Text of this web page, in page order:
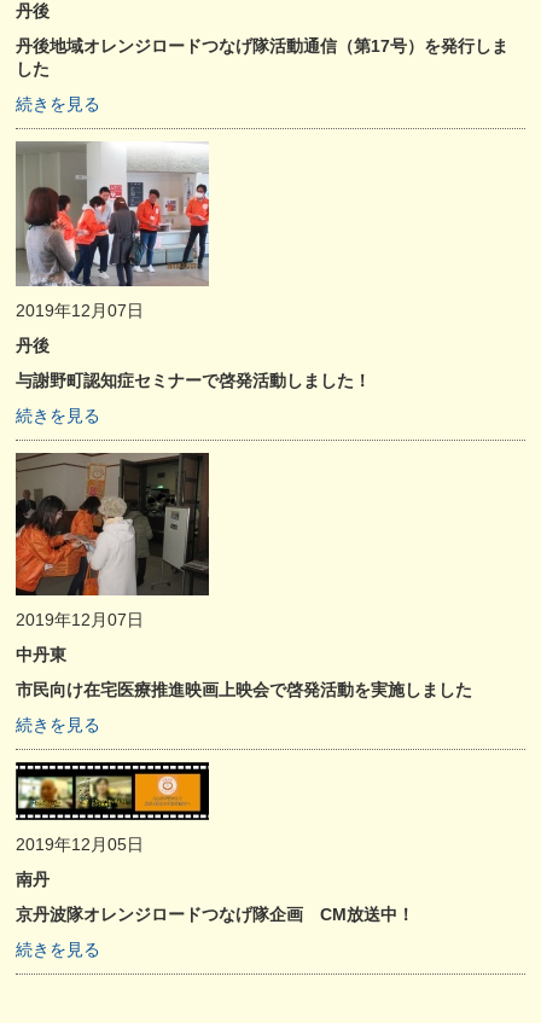
丹後
丹後地域オレンジロードつなげ隊活動通信（第17号）を発行しま
した
続きを見る
2019年12月07日
丹後
与謝野町認知症セミナーで啓発活動しました！
続きを見る
2019年12月07日
中丹東
市民向け在宅医療推進映画上映会で啓発活動を実施しました
続きを見る
2019年12月05日
南丹
京丹波隊オレンジロードつなげ隊企画 CM放送中！
続きを見る